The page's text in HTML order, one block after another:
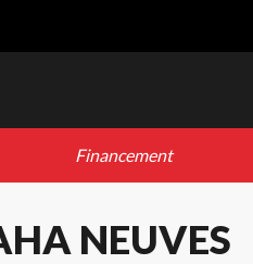
Financement
NEUVES